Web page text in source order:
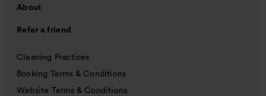
About
Refer a friend
Cleaning Practices
Booking Terms & Conditions
Website Terms & Conditions